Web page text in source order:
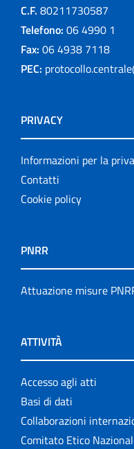
C.F. 80211730587
Telefono: 06 4990 1
Fax: 06 4938 7118
PEC:
PRIVACY
Informazioni per la
Contatti
Cookie policy
PNRR
Attuazione misure
ATTIVITÀ
Accesso agli atti
Basi di dati
Collaborazioni
Comitato Etico